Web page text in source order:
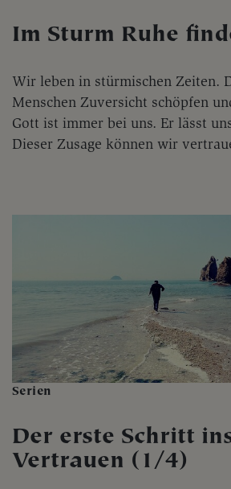
Im Sturm Ruhe
Wir leben in stürmischen Zeiten.
Menschen Zuversicht schöpfen
Gott ist immer bei uns. Er lässt
Dieser Zusage können wir
Serien
Der erste Schritt
Vertrauen (1/4)